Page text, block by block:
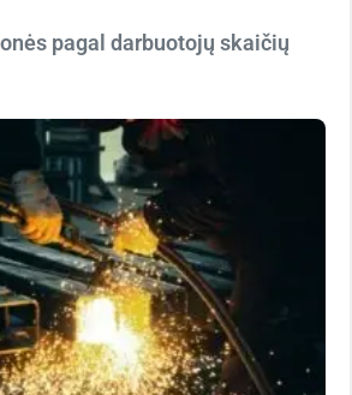
pagal darbuotojų skaičių